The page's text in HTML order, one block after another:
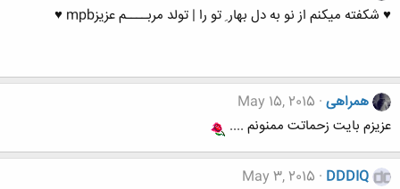
♥ شکفته میکنم از نو به دل بهار ِ تو را | تولد مربــــم عزیزmpb ♥
همراهی May 15, 2015
عزیزم بایت زحماتت ممنونم ....
DDDIQ
May 3, 2015